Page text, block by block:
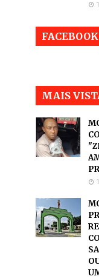
FACEBOOK
MAIS